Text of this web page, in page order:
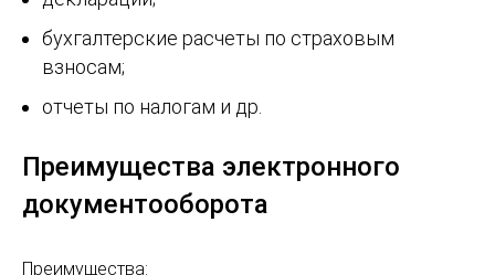
бухгалтерские расчеты по страховым
взносам;
отчеты по налогам и др.
Преимущества электронного
документооборота
Преимущества: